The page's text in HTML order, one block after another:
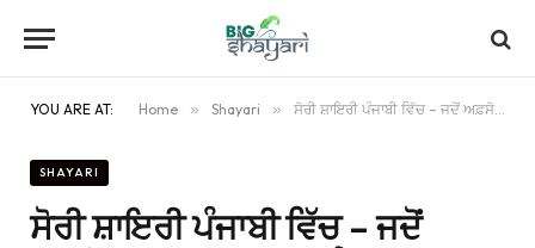
YOU ARE AT: Home » Shayari » ਸੋਰੀ ਸ਼ਾਇਰੀ ਪੰਜਾਬੀ ਵਿੱਚ – ਜਦੋਂ ਅਫ਼ਸੋਸ ਲਫ਼ਜ਼ ਬਣ ਜਾਂਦਾ ਹੈ
SHAYARI
ਸੋਰੀ ਸ਼ਾਇਰੀ ਪੰਜਾਬੀ ਵਿੱਚ – ਜਦੋਂ